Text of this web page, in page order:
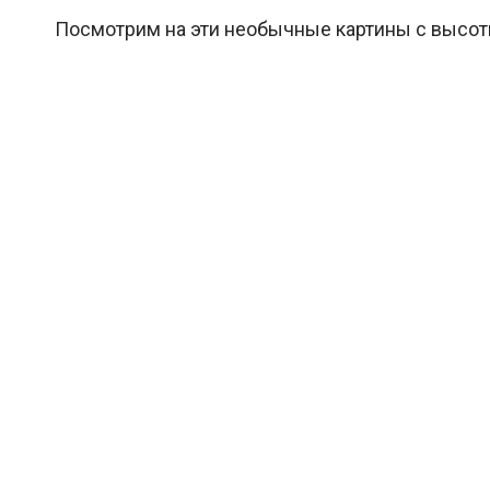
Посмотрим на эти необычные картины с